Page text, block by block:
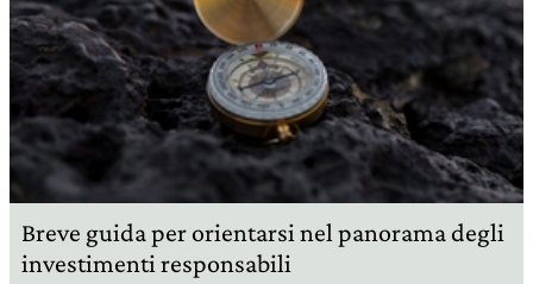
Breve guida per orientarsi nel panorama degli
investimenti responsabili